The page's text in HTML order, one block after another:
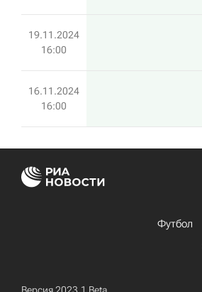
19.11.2024
16:00
16.11.2024
16:00
Футбол